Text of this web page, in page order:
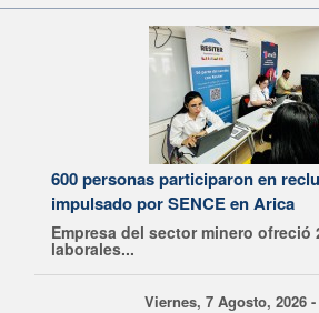
600 personas participaron en
impulsado por SENCE en Arica
Empresa del sector minero ofreció
laborales...
Viernes, 7 Agosto, 2026 -